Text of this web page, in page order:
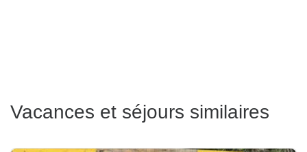
Vacances et séjours similaires